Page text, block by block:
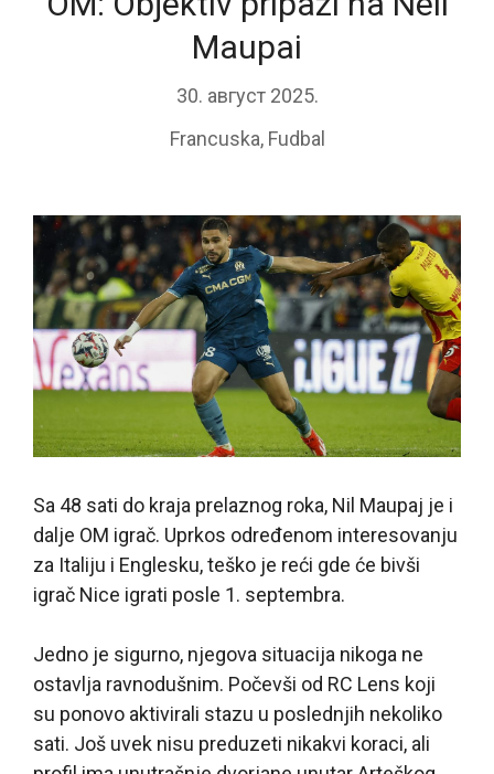
Maupai
30. август 2025.
Francuska, Fudbal
Sa 48 sati do kraja prelaznog roka, Nil Maupaj je i
dalje OM igrač. Uprkos određenom interesovanju
za Italiju i Englesku, teško je reći gde će bivši
igrač Nice igrati posle 1. septembra.
Jedno je sigurno, njegova situacija nikoga ne
ostavlja ravnodušnim. Počevši od RC Lens koji
su ponovo aktivirali stazu u poslednjih nekoliko
sati. Još uvek nisu preduzeti nikakvi koraci, ali